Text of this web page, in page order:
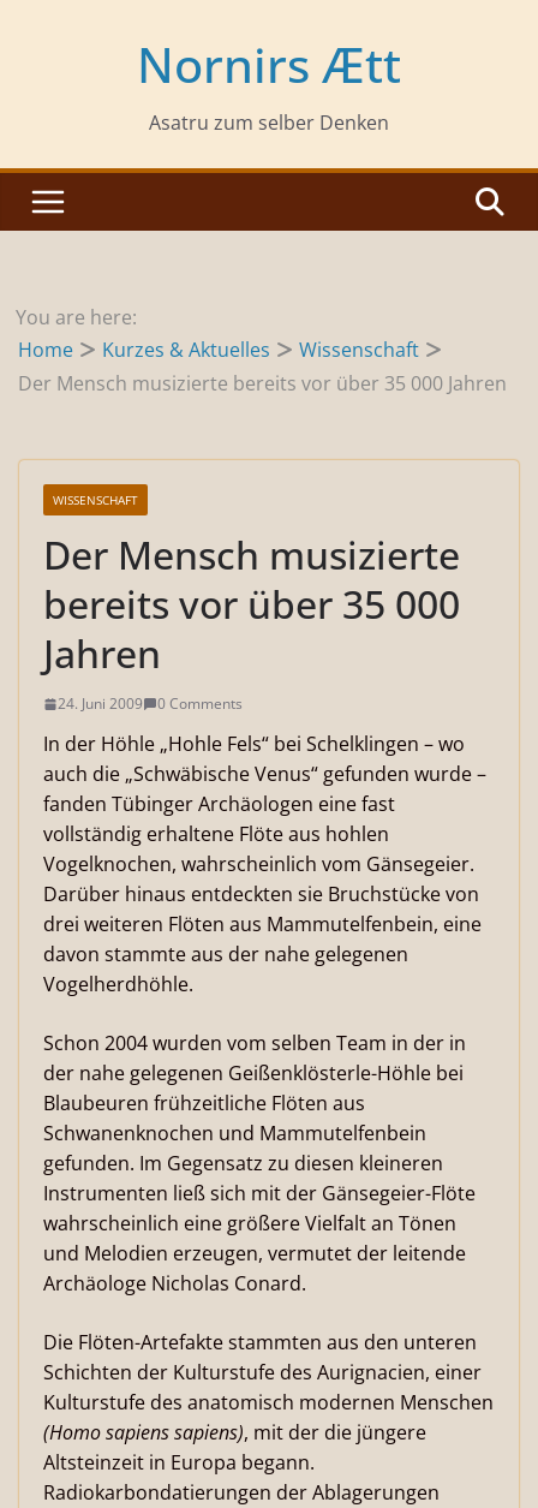
Nornirs Ætt
Asatru zum selber Denken
You are here:
Home
Kurzes & Aktuelles
Wissenschaft
Der Mensch musizierte bereits vor über 35 000 Jahren
WISSENSCHAFT
Der Mensch musizierte
bereits vor über 35 000
Jahren
24. Juni 2009 0 Comments
In der Höhle „Hohle Fels“ bei Schelklingen – wo
auch die „Schwäbische Venus“ gefunden wurde –
fanden Tübinger Archäologen eine fast
vollständig erhaltene Flöte aus hohlen
Vogelknochen, wahrscheinlich vom Gänsegeier.
Darüber hinaus entdeckten sie Bruchstücke von
drei weiteren Flöten aus Mammutelfenbein, eine
davon stammte aus der nahe gelegenen
Vogelherdhöhle.
Schon 2004 wurden vom selben Team in der in
der nahe gelegenen Geißenklösterle-Höhle bei
Blaubeuren frühzeitliche Flöten aus
Schwanenknochen und Mammutelfenbein
gefunden. Im Gegensatz zu diesen kleineren
Instrumenten ließ sich mit der Gänsegeier-Flöte
wahrscheinlich eine größere Vielfalt an Tönen
und Melodien erzeugen, vermutet der leitende
Archäologe Nicholas Conard.
Die Flöten-Artefakte stammten aus den unteren
Schichten der Kulturstufe des Aurignacien, einer
Kulturstufe des anatomisch modernen Menschen
(Homo sapiens sapiens), mit der die jüngere
Altsteinzeit in Europa begann.
Radiokarbondatierungen der Ablagerungen